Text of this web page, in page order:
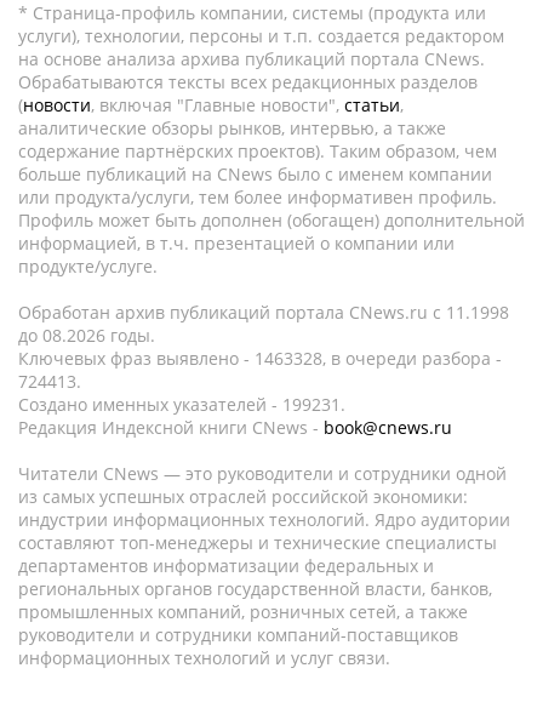
* Страница-профиль компании, системы (продукта или
услуги), технологии, персоны и т.п. создается редактором
на основе анализа архива публикаций портала CNews.
Обрабатываются тексты всех редакционных разделов
(новости, включая "Главные новости", статьи,
аналитические обзоры рынков, интервью, а также
содержание партнёрских проектов). Таким образом, чем
больше публикаций на CNews было с именем компании
или продукта/услуги, тем более информативен профиль.
Профиль может быть дополнен (обогащен) дополнительной
информацией, в т.ч. презентацией о компании или
продукте/услуге.
Обработан архив публикаций портала CNews.ru c 11.1998
до 08.2026 годы.
Ключевых фраз выявлено - 1463328, в очереди разбора -
724413.
Создано именных указателей - 199231.
Редакция Индексной книги CNews - book@cnews.ru
Читатели CNews — это руководители и сотрудники одной
из самых успешных отраслей российской экономики:
индустрии информационных технологий. Ядро аудитории
составляют топ-менеджеры и технические специалисты
департаментов информатизации федеральных и
региональных органов государственной власти, банков,
промышленных компаний, розничных сетей, а также
руководители и сотрудники компаний-поставщиков
информационных технологий и услуг связи.